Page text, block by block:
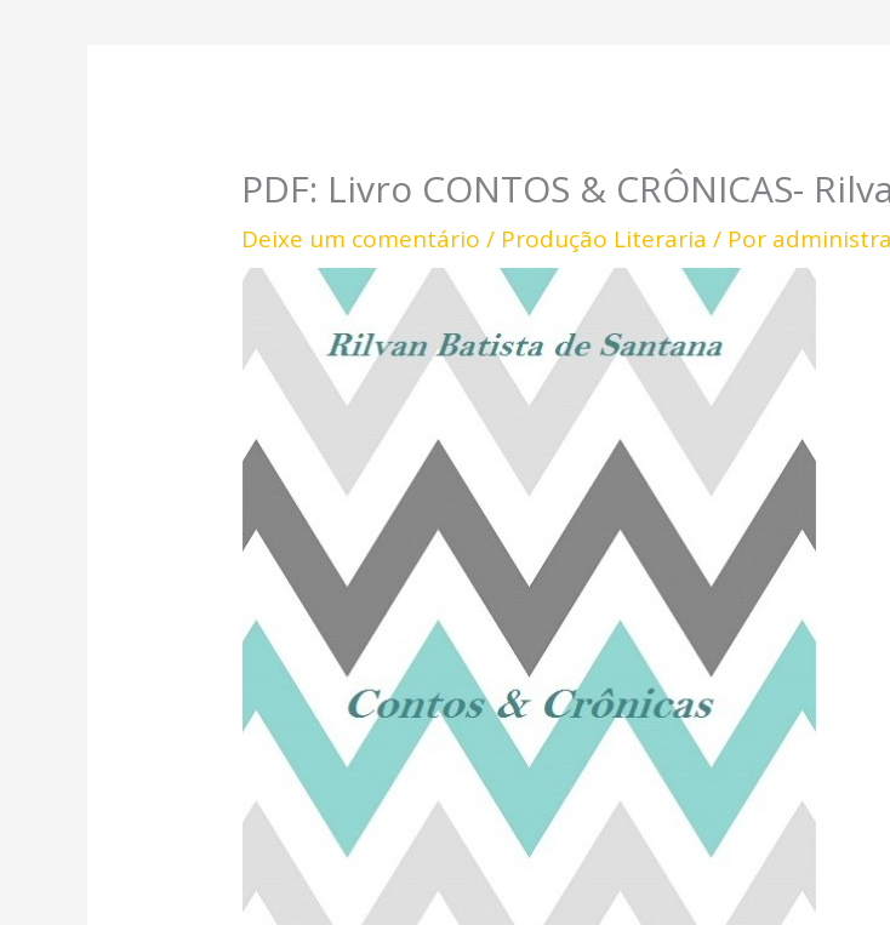
PDF: Livro CONTOS & CRÔNICAS-
Deixe um comentário / Produção Literaria / Por